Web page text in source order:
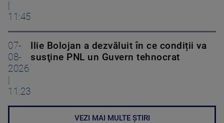
11:45
07-
08-
2026
11:23
Ilie Bolojan a dezvăluit în ce condiții va
susţine PNL un Guvern tehnocrat
VEZI MAI MULTE ȘTIRI